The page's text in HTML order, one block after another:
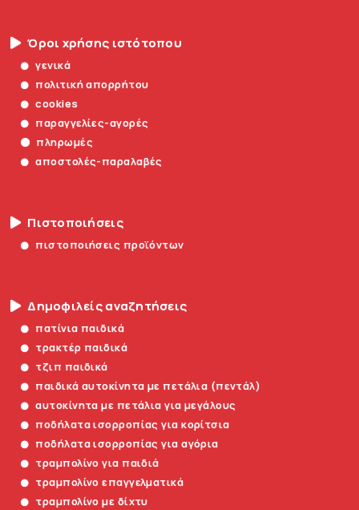
Όροι χρήσης ιστότοπου
γενικά
πολιτική απορρήτου
cookies
παραγγελίες-αγορές
πληρωμές
αποστολές-παραλαβές
Πιστοποιήσεις
πιστοποιήσεις προϊόντων
Δημοφιλείς αναζητήσεις
πατίνια παιδικά
τρακτέρ παιδικά
τζιπ παιδικά
παιδικά αυτοκίνητα με πετάλια (πεντάλ)
αυτοκίνητα με πετάλια για μεγάλους
ποδήλατα ισορροπίας για κορίτσια
ποδήλατα ισορροπίας για αγόρια
τραμπολίνο για παιδιά
τραμπολίνο επαγγελματικά
τραμπολίνο με δίχτυ